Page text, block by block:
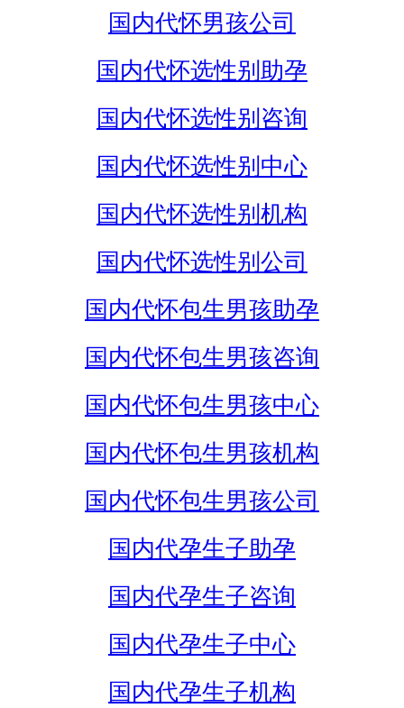
国内代怀男孩公司
国内代怀选性别助孕
国内代怀选性别咨询
国内代怀选性别中心
国内代怀选性别机构
国内代怀选性别公司
国内代怀包生男孩助孕
国内代怀包生男孩咨询
国内代怀包生男孩中心
国内代怀包生男孩机构
国内代怀包生男孩公司
国内代孕生子助孕
国内代孕生子咨询
国内代孕生子中心
国内代孕生子机构